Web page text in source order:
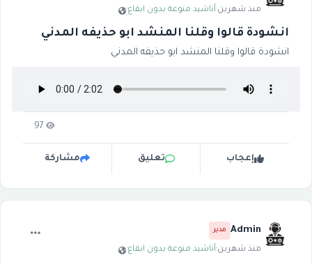
منذ شهرين·أناشيد منوعة بدون ايقاع·
انشودة قالوا وقلنا المنشد ابو حذيفه المدني
انشودة قالوا وقلنا المنشد ابو حذيفه المدني
97
إعجاب تعليق مشاركة
Admin مدير
منذ شهرين·أناشيد منوعة بدون ايقاع·